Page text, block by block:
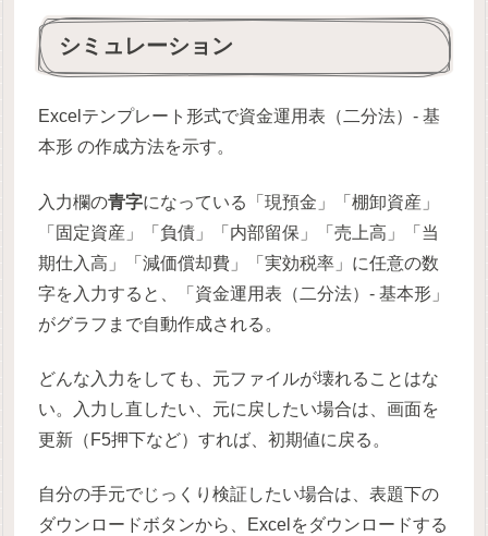
シミュレーション
Excelテンプレート形式で資金運用表（二分法）- 基
本形 の作成方法を示す。
入力欄の青字になっている「現預金」「棚卸資産」
「固定資産」「負債」「内部留保」「売上高」「当
期仕入高」「減価償却費」「実効税率」に任意の数
字を入力すると、「資金運用表（二分法）- 基本形」
がグラフまで自動作成される。
どんな入力をしても、元ファイルが壊れることはな
い。入力し直したい、元に戻したい場合は、画面を
更新（F5押下など）すれば、初期値に戻る。
自分の手元でじっくり検証したい場合は、表題下の
ダウンロードボタンから、Excelをダウンロードする